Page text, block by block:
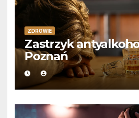
ZDROWIE
Zastrzyk
Poznań